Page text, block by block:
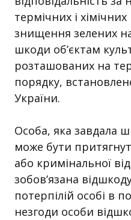
термічних і
знищення зелених
шкоди об’єктам
розташованих на
порядку,
України.
Особа, яка завдала
може бути
або кримінальної
зобов’язана
потерпілій особі в
незгоди особи